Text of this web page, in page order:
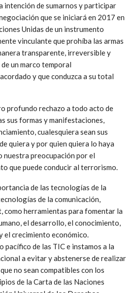
intención de sumarnos y participar
que se iniciará en 2017 en
Unidas de un instrumento
vinculante que prohíba las armas
transparente, irreversible y
un marco temporal
y que conduzca a su total
profundo rechazo a todo acto de
sus formas y manifestaciones,
cualesquiera sean sus
quiera y por quien quiera lo haya
nuestra preocupación por el
que puede conducir al terrorismo.
de las tecnologías de la
de la comunicación,
como herramientas para fomentar la
el desarrollo, el conocimiento,
el crecimiento económico.
pacífico de las TIC e instamos a la
a evitar y abstenerse de realizar
no sean compatibles con los
de la Carta de las Naciones